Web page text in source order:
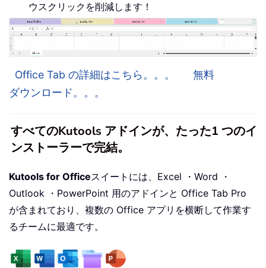
ウスクリックを削減します！
Office Tab の詳細はこちら。。。
無料
ダウンロード。。。
すべてのKutools アドインが、たった1 つのイ
ンストーラーで完結。
Kutools for Officeスイートには、Excel ・Word ・
Outlook ・PowerPoint 用のアドインと Office Tab Pro
が含まれており、複数の Office アプリを横断して作業す
るチームに最適です。